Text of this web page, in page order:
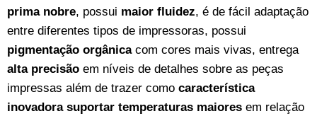
prima nobre, possui maior fluidez, é de fácil adaptação
entre diferentes tipos de impressoras, possui
pigmentação orgânicacom cores mais vivas, entrega
alta precisão em níveis de detalhes sobre as peças
impressas além de trazer como característica
inovadora suportar temperaturas maiores em relação